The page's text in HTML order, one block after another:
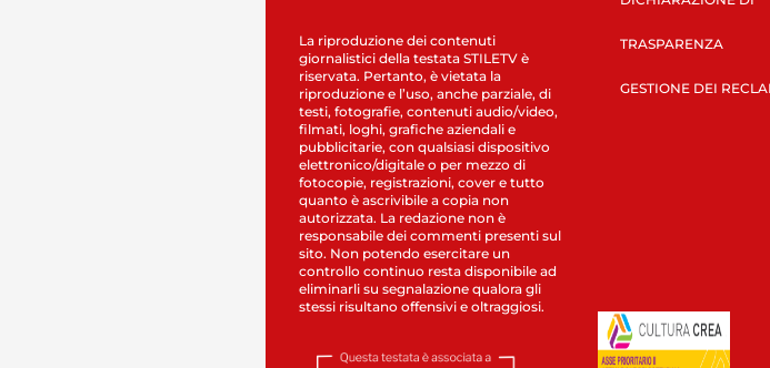
La riproduzione dei contenuti
giornalistici della testata STILETV è
riservata. Pertanto, è vietata la
riproduzione e l’uso, anche parziale, di
testi, fotografie, contenuti audio/video,
filmati, loghi, grafiche aziendali e
pubblicitarie, con qualsiasi dispositivo
elettronico/digitale o per mezzo di
fotocopie, registrazioni, cover e tutto
quanto è ascrivibile a copia non
autorizzata. La redazione non è
responsabile dei commenti presenti sul
sito. Non potendo esercitare un
controllo continuo resta disponibile ad
eliminarli su segnalazione qualora gli
stessi risultano offensivi e oltraggiosi.
TRASPARENZA
GESTIONE DEI